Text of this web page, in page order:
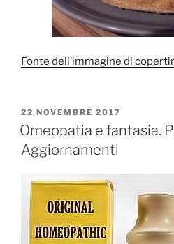
Fonte dell’immagine di
PUBBLICATO
IL
22 NOVEMBRE 2017
Omeopatia e fantasia.
Aggiornamenti